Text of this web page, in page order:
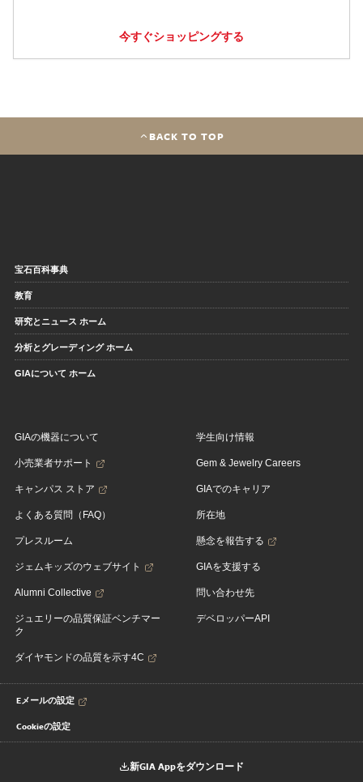
今すぐショッピングする
BACK TO TOP
宝石百科事典
教育
研究とニュース ホーム
分析とグレーディング ホーム
GIAについて ホーム
GIAの機器について
小売業者サポート
キャンパス ストア
よくある質問（FAQ）
プレスルーム
ジェムキッズのウェブサイト
Alumni Collective
ジュエリーの品質保証ベンチマー
ク
ダイヤモンドの品質を示す4C
学生向け情報
Gem & Jewelry Careers
GIAでのキャリア
所在地
懸念を報告する
GIAを支援する
問い合わせ先
デベロッパーAPI
Eメールの設定
Cookieの設定
新GIA Appをダウンロード